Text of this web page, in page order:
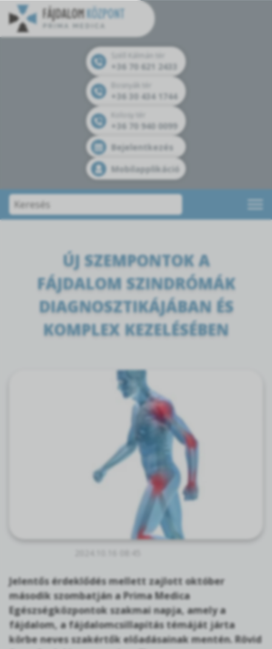
+36 70 621 2433
+36 30 434 1744
+36 70 940 0099
Bejelentkezés
Mobilapplikáció
ÚJ SZEMPONTOK A
FÁJDALOM SZINDRÓMÁK
DIAGNOSZTIKÁJÁBAN ÉS
KOMPLEX KEZELÉSÉBEN
Jelentős érdeklődés mellett zajlott október
második szombatján a Prima Medica
Egészségközpontok szakmai napja, amely a
fájdalom, a fájdalomcsillapítás témáját járta
körbe neves szakértők előadásainak mentén. Rövid